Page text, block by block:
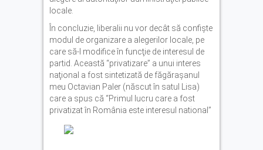
locale.
În concluzie, liberalii nu vor decât să confişte
modul de organizare a alegerilor locale, pe
care să-l modifice în funcţie de interesul de
partid. Această “privatizare” a unui interes
naţional a fost sintetizată de făgăraşanul
meu Octavian Paler (născut în satul Lisa)
care a spus că “Primul lucru care a fost
privatizat în România este interesul national”